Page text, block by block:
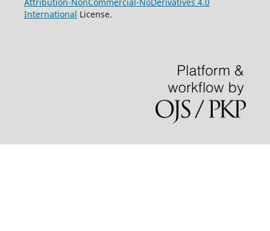
International License.